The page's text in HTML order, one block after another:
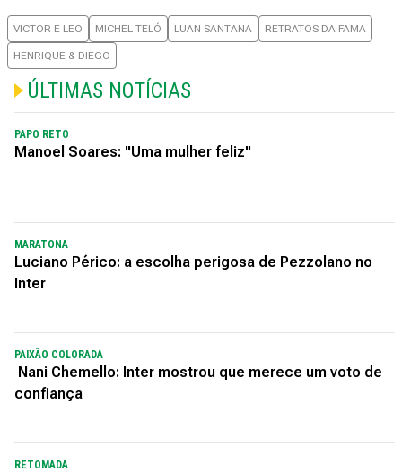
VICTOR E LEO MICHEL TELÓ LUAN SANTANA RETRATOS DA FAMA
HENRIQUE & DIEGO
ÚLTIMAS NOTÍCIAS
PAPO RETO
Manoel Soares: "Uma mulher feliz"
MARATONA
Luciano Périco: a escolha perigosa de Pezzolano no
Inter
PAIXÃO COLORADA
Nani Chemello: Inter mostrou que merece um voto de
confiança
RETOMADA